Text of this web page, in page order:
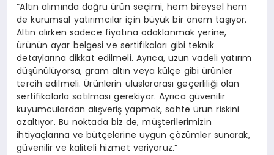
“Altın alımında doğru ürün seçimi, hem bireysel hem
de kurumsal yatırımcılar için büyük bir önem taşıyor.
Altın alırken sadece fiyatına odaklanmak yerine,
ürünün ayar belgesi ve sertifikaları gibi teknik
detaylarına dikkat edilmeli. Ayrıca, uzun vadeli yatırım
düşünülüyorsa, gram altın veya külçe gibi ürünler
tercih edilmeli. Ürünlerin uluslararası geçerliliği olan
sertifikalarla satılması gerekiyor. Ayrıca güvenilir
kuyumculardan alışveriş yapmak, sahte ürün riskini
azaltıyor. Bu noktada biz de, müşterilerimizin
ihtiyaçlarına ve bütçelerine uygun çözümler sunarak,
güvenilir ve kaliteli hizmet veriyoruz.”